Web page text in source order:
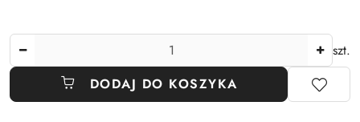
szt.
DODAJ DO KOSZYKA